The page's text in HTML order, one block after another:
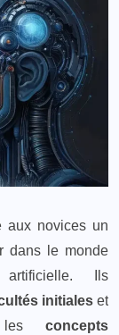
aux novices un
dans le monde
Ils
initialeset
les concepts